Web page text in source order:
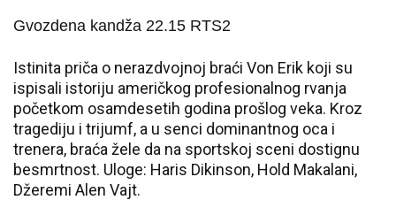
Gvozdena kandža 22.15 RTS2
Istinita priča o nerazdvojnoj braći Von Erik koji su
ispisali istoriju američkog profesionalnog rvanja
početkom osamdesetih godina prošlog veka. Kroz
tragediju i trijumf, a u senci dominantnog oca i
trenera, braća žele da na sportskoj sceni dostignu
besmrtnost. Uloge: Haris Dikinson, Hold Makalani,
Džeremi Alen Vajt.